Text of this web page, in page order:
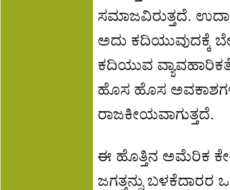
ಸಮಾಜವಿರುತ್ತದೆ.
ಅದು ಕದಿಯುವುದಕ್ಕೆ
ಕದಿಯುವ
ಹೊಸ ಹೊಸ
ರಾಜಕೀಯವಾಗುತ್ತದೆ.
ಈ ಹೊತ್ತಿನ ಅಮೆರಿಕ
ಜಗತ್ತನ್ನು ಬಳಕೆದಾರರ